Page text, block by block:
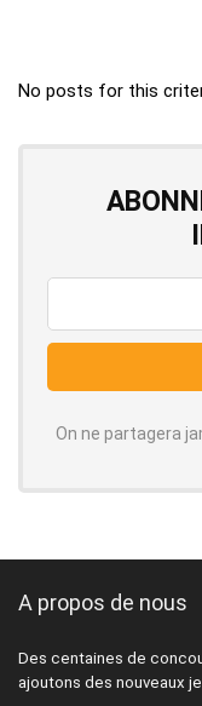
No posts for this
On ne partagera
A propos de nous
Des centaines de
ajoutons des nouveaux